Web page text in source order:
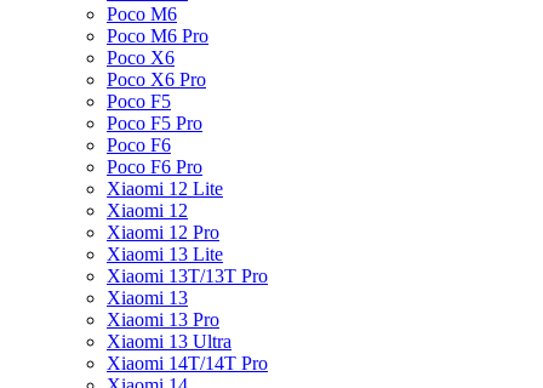
Poco M6
Poco M6 Pro
Poco X6
Poco X6 Pro
Poco F5
Poco F5 Pro
Poco F6
Poco F6 Pro
Xiaomi 12 Lite
Xiaomi 12
Xiaomi 12 Pro
Xiaomi 13 Lite
Xiaomi 13T/13T Pro
Xiaomi 13
Xiaomi 13 Pro
Xiaomi 13 Ultra
Xiaomi 14T/14T Pro